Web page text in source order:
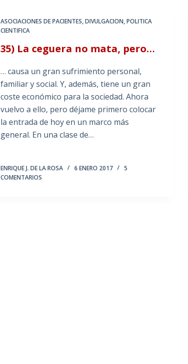
ASOCIACIONES DE PACIENTES,DIVULGACION,POLITICA
CIENTIFICA
35) La ceguera no mata, pero…
… causa un gran sufrimiento personal,
familiar y social. Y, además, tiene un gran
coste económico para la sociedad. Ahora
vuelvo a ello, pero déjame primero colocar
la entrada de hoy en un marco más
general. En una clase de…
ENRIQUE J. DE LA ROSA 6 ENERO 2017
5
COMENTARIOS